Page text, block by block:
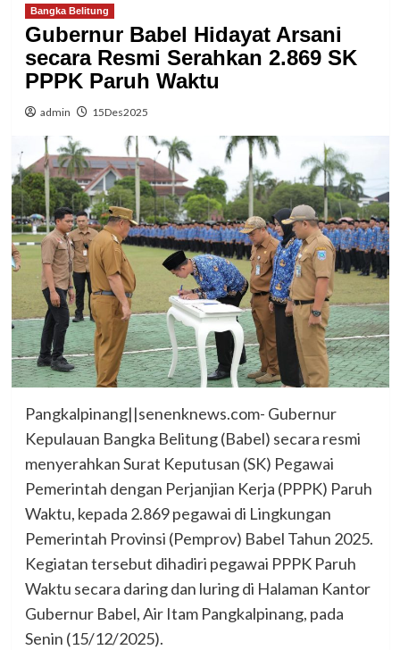
Bangka Belitung
Gubernur Babel Hidayat Arsani
secara Resmi Serahkan 2.869 SK
PPPK Paruh Waktu
admin 15Des2025
Pangkalpinang||senenknews.com- Gubernur
Kepulauan Bangka Belitung (Babel) secara resmi
menyerahkan Surat Keputusan (SK) Pegawai
Pemerintah dengan Perjanjian Kerja (PPPK) Paruh
Waktu, kepada 2.869 pegawai di Lingkungan
Pemerintah Provinsi (Pemprov) Babel Tahun 2025.
Kegiatan tersebut dihadiri pegawai PPPK Paruh
Waktu secara daring dan luring di Halaman Kantor
Gubernur Babel, Air Itam Pangkalpinang, pada
Senin (15/12/2025).